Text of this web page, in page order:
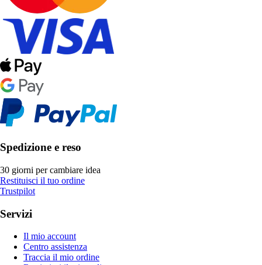
Spedizione e reso
30 giorni per cambiare idea
Restituisci il tuo ordine
Trustpilot
Servizi
Il mio account
Centro assistenza
Traccia il mio ordine